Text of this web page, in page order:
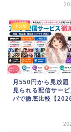
未分類
月550円から見放題
見られる配信サー
パで徹底比較【